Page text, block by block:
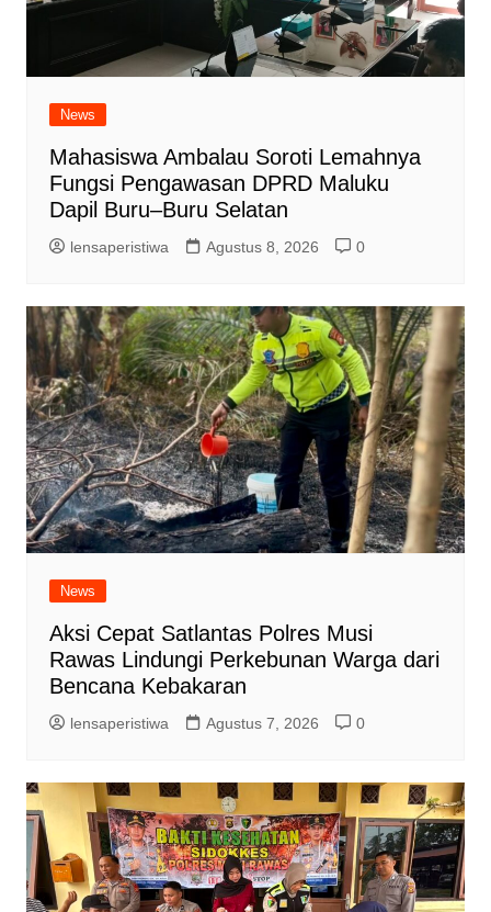
News
Mahasiswa Ambalau Soroti Lemahnya
Fungsi Pengawasan DPRD Maluku
Dapil Buru–Buru Selatan
lensaperistiwa Agustus 8, 2026 0
News
Aksi Cepat Satlantas Polres Musi
Rawas Lindungi Perkebunan Warga dari
Bencana Kebakaran
lensaperistiwa Agustus 7, 2026 0